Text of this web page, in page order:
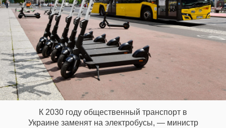
К 2030 году общественный транспорт в
Украине заменят на электробусы, — министр